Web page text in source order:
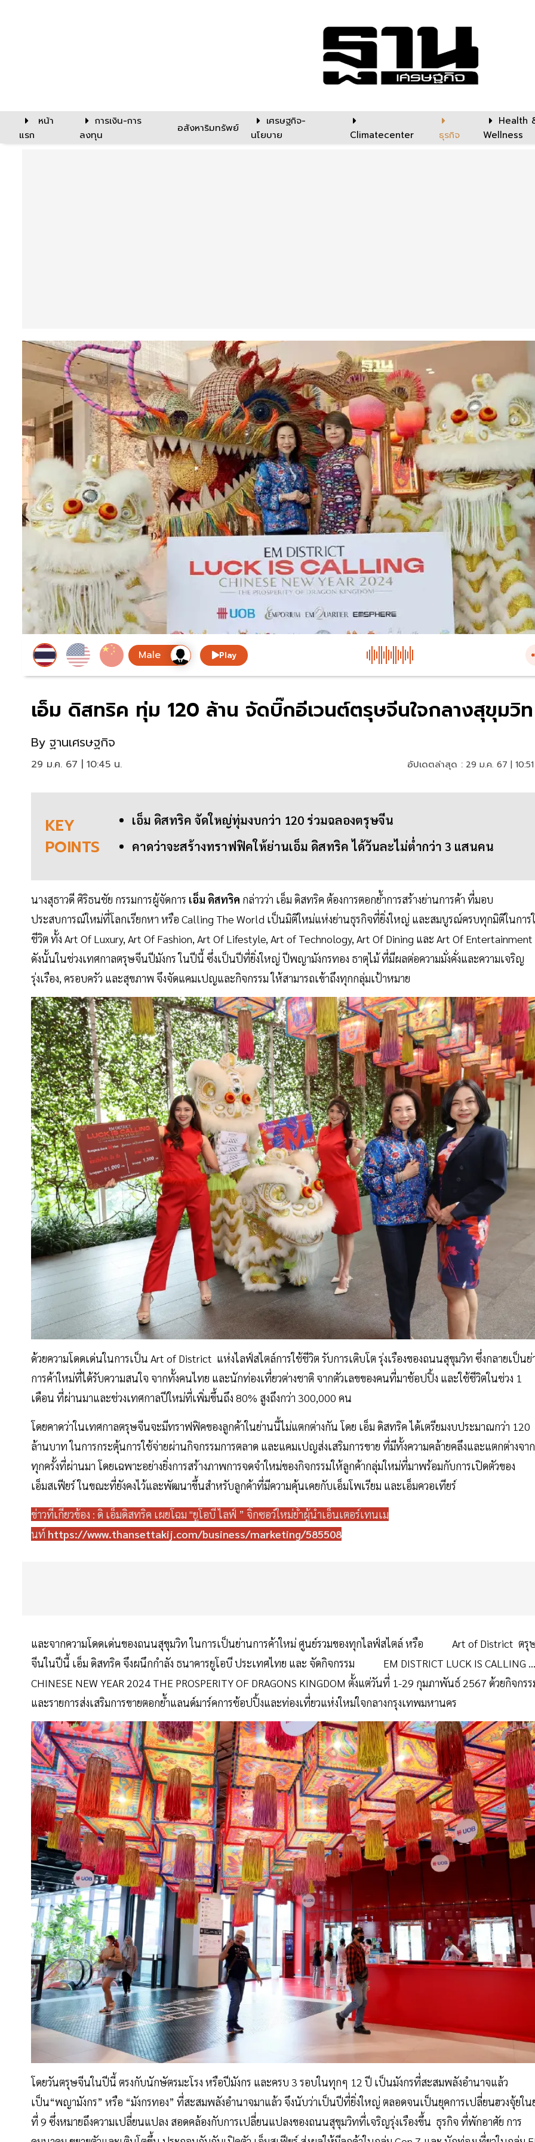
หน้า
แรก
การเงิน-การ
ลงทุน
อสังหาริมทรัพย์
เศรษฐกิจ-
นโยบาย
Climatecenter ธุรกิจ
Health
Wellness
Play
เอ็ม ดิสทริค ทุ่ม 120 ล้าน จัดบิ๊กอีเวนต์ตรุษจีนใจกลางสุขุมวิท
By ฐานเศรษฐกิจ
29 ม.ค. 67 | 10:45 น. อัปเดตล่าสุด : 29 ม.ค. 67 |
KEY
POINTS
เอ็ม ดิสทริค จัดใหญ่ทุ่มงบกว่า 120 ร่วมฉลองตรุษจีน
คาดว่าจะสร้างทราฟฟิคให้ย่านเอ็ม ดิสทริค ได้วันละไม่ต่ำกว่า 3 แสนคน
นางสุธาวดี ศิริธนชัย กรรมการผู้จัดการ เอ็ม ดิสทริค กล่าวว่า เอ็ม ดิสทริค ต้องการตอกย้ำการสร้างย่านการค้า ที่มอบ
ประสบการณ์ใหม่ที่โลกเรียกหา หรือ Calling The World เป็นมิติใหม่แห่งย่านธุรกิจที่ยิ่งใหญ่ และสมบูรณ์ครบทุกมิติในการ
ชีวิต ทั้ง Art Of Luxury, Art Of Fashion, Art Of Lifestyle, Art of Technology, Art Of Dining และ Art Of Entertainment
ดังนั้นในช่วงเทศกาลตรุษจีนปีมังกร ในปีนี้ ซึ่งเป็นปีที่ยิ่งใหญ่ ปีพญามังกรทอง ธาตุไม้ ที่มีผลต่อความมั่งคั่งและความเจริญ
รุ่งเรือง, ครอบครัว และสุขภาพ จึงจัดแคมเปญและกิจกรรม ให้สามารถเข้าถึงทุกกลุ่มเป้าหมาย
ด้วยความโดดเด่นในการเป็น Art of District แห่งไลฟ์สไตล์การใช้ชีวิต รับการเติบโต รุ่งเรืองของถนนสุขุมวิท ซึ่งกลายเป็น
การค้าใหม่ที่ได้รับความสนใจ จากทั้งคนไทย และนักท่องเที่ยวต่างชาติ จากตัวเลขของคนที่มาช้อปปิ้ง และใช้ชีวิตในช่วง 1
เดือน ที่ผ่านมาและช่วงเทศกาลปีใหม่ที่เพิ่มขึ้นถึง 80% สูงถึงกว่า 300,000 คน
โดยคาดว่าในเทศกาลตรุษจีนจะมีทราฟฟิคของลูกค้าในย่านนี้ไม่แตกต่างกัน โดย เอ็ม ดิสทริค ได้เตรียมงบประมาณกว่า 120
ล้านบาท ในการกระตุ้นการใช้จ่ายผ่านกิจกรรมการตลาด และแคมเปญส่งเสริมการขาย ที่มีทั้งความคล้ายคลึงและแตกต่างจาก
ทุกครั้งที่ผ่านมา โดยเฉพาะอย่างยิ่งการสร้างภาพการจดจำใหม่ของกิจกรรมให้ลูกค้ากลุ่มใหม่ที่มาพร้อมกับการเปิดตัวของ
เอ็มสเฟียร์ ในขณะที่ยังคงไว้และพัฒนาขึ้นสำหรับลูกค้าที่มีความคุ้นเคยกับเอ็มโพเรียม และเอ็มควอเทียร์
ข่าวที่เกี่ยวข้อง : ดิ เอ็มดิสทริค เผยโฉม "ยูโอบี ไลฟ์ ” จิ๊กซอว์ใหม่ย้ำผู้นำเอ็นเตอร์เทนเม
นท์ https://www.thansettakij.com/business/marketing/585508
และจากความโดดเด่นของถนนสุขุมวิท ในการเป็นย่านการค้าใหม่ ศูนย์รวมของทุกไลฟ์สไตล์ หรือ Art of District ตรุ
จีนในปีนี้ เอ็ม ดิสทริค จึงผนึกกำลัง ธนาคารยูโอบี ประเทศไทย และ จัดกิจกรรม EM DISTRICT LUCK IS CALLING …
CHINESE NEW YEAR 2024 THE PROSPERITY OF DRAGONS KINGDOM ตั้งแต่วันที่ 1-29 กุมภาพันธ์ 2567 ด้วยกิจกร
และรายการส่งเสริมการขายตอกย้ำแลนด์มาร์คการช้อปปิ้งและท่องเที่ยวแห่งใหม่ใจกลางกรุงเทพมหานคร
โดยวันตรุษจีนในปีนี้ ตรงกับนักษัตรมะโรง หรือปีมังกร และครบ 3 รอบในทุกๆ 12 ปี เป็นมังกรที่สะสมพลังอำนาจแล้ว
เป็น“พญามังกร” หรือ “มังกรทอง” ที่สะสมพลังอำนาจมาแล้ว จึงนับว่าเป็นปีที่ยิ่งใหญ่ ตลอดจนเป็นยุคการเปลี่ยนฮวงจุ้ยใน
ที่ 9 ซึ่งหมายถึงความเปลี่ยนแปลง สอดคล้องกับการเปลี่ยนแปลงของถนนสุขุมวิทที่เจริญรุ่งเรืองขึ้น ธุรกิจ ที่พักอาศัย การ